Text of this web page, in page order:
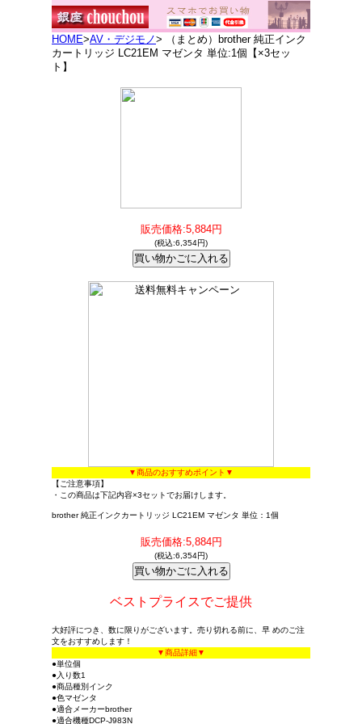
HOME>AV・デジモノ> （まとめ）brother 純正インク
カートリッジ LC21EM マゼンタ 単位:1個【×3セッ
ト】
販売価格:5,884円
(税込:6,354円)
▼商品のおすすめポイント▼
【ご注意事項】
・この商品は下記内容×3セットでお届けします。
brother 純正インクカートリッジ LC21EM マゼンタ 単位：1個
販売価格:5,884円
(税込:6,354円)
ベストプライスでご提供
大好評につき、数に限りがございます。売り切れる前に、早 めのご注
文をおすすめします！
▼商品詳細▼
●単位個
●入り数1
●商品種別インク
●色マゼンタ
●適合メーカーbrother
●適合機種DCP-J983N